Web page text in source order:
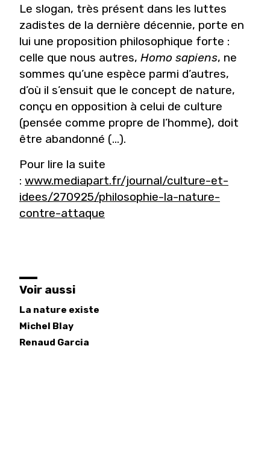
Le slogan, très présent dans les luttes
zadistes de la dernière décennie, porte en
lui une proposition philosophique forte :
celle que nous autres, Homo sapiens, ne
sommes qu’une espèce parmi d’autres,
d’où il s’ensuit que le concept de nature,
conçu en opposition à celui de culture
(pensée comme propre de l’homme), doit
être abandonné (...).
Pour lire la suite
: www.mediapart.fr/journal/culture-et-
idees/270925/philosophie-la-nature-
contre-attaque
Voir aussi
La nature existe
Michel Blay
Renaud Garcia